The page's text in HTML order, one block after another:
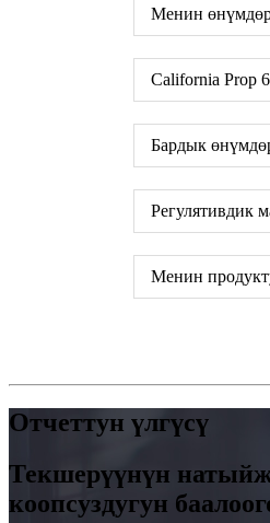
Менин
California Prop
Бардык
Регулятивдик
Менин
Отчеттун үлгүсү
Текшерүүнүн
коопсуздугун